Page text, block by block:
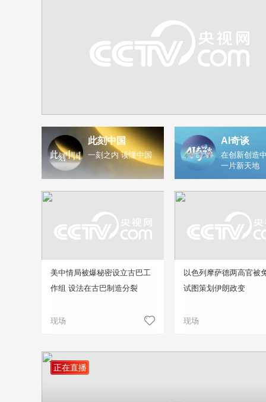
此刻中国
一刻之内 读懂中国
AI奇谈
在创新创造
一片新天地
美中情局被爆秘密设立古巴工
作组 设法在古巴制造分裂
现场
以色列摩萨德两高官被
试图策划伊朗政变
现场
正在直播